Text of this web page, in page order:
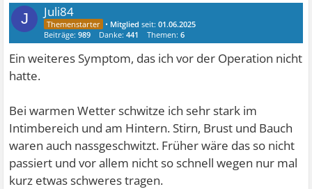
J Juli84
• Mitglied seit:01.06.2025
Beiträge:989 Danke:441 Themen:6
Ein weiteres Symptom, das ich vor der Operation nicht
hatte.
Bei warmen Wetter schwitze ich sehr stark im
Intimbereich und am Hintern. Stirn, Brust und Bauch
waren auch nassgeschwitzt. Früher wäre das so nicht
passiert und vor allem nicht so schnell wegen nur mal
kurz etwas schweres tragen.